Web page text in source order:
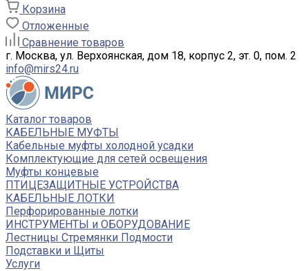
Корзина
Отложенные
Сравнение товаров
г. Москва, ул. Верхоянская, дом 18, корпус 2, эт. 0, пом. 2
info@mirs24.ru
Каталог товаров
КАБЕЛЬНЫЕ МУФТЫ
Кабельные муфты холодной усадки
Комплектующие для сетей освещения
Муфты концевые
ПТИЦЕЗАЩИТНЫЕ УСТРОЙСТВА
КАБЕЛЬНЫЕ ЛОТКИ
Перфорированные лотки
ИНСТРУМЕНТЫ и ОБОРУДОВАНИЕ
Лестницы Стремянки Подмости
Подставки и Щиты
Услуги